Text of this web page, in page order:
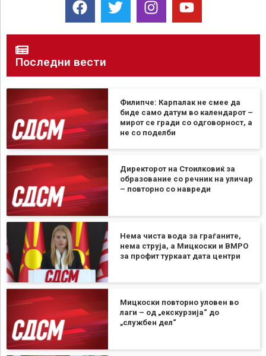
Последни вести
Филипче: Карпалак не смее да
биде само датум во календарот –
мирот се гради со одговорност, а
не со поделби
Директорот на Стоилковиќ за
образование со речник на уличар
– повторно со навреди
Нема чиста вода за граѓаните,
нема струја, а Мицкоски и ВМРО
за профит туркаат дата центри
Мицкоски повторно уловен во
лаги – од „екскурзија“ до
„службен дел“